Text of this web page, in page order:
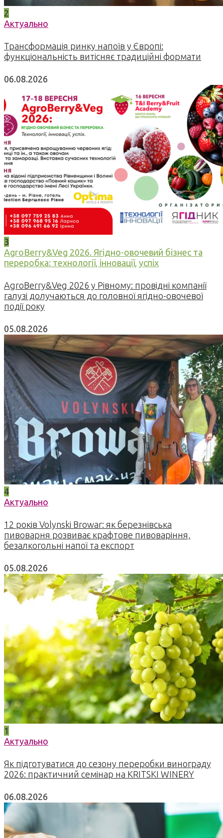
2
Актуально
Трансформація ринку напоїв у Європі:
функціональність витісняє традиційні формати
06.08.2026
3
AgroBerry&Veg 2026. Ягідно-овочевий бізнес та
переробка: технології, інновації, успіх
AgroBerry&Veg 2026 у Рівному: провідні компанії
галузі долучаються до головної ягідно-овочевої
події року
05.08.2026
4
Актуально
12 років Volynski Browar: як березнівська
пивоварня розвиває крафтове пивоваріння,
безалкогольні напої та експорт
05.08.2026
1
Актуально
Як підготуватися до сезону переробки винограду
2026: практичний семінар на KRITSKI WINERY
06.08.2026